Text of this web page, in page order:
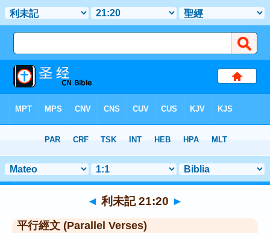
> 聖經金句 20
◄ 利未記 21:20 ►
平行經文 (Parallel Verses)